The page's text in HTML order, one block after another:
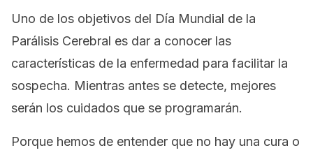
Uno de los objetivos del Día Mundial de la
Parálisis Cerebral es dar a conocer las
características de la enfermedad para facilitar la
sospecha. Mientras antes se detecte, mejores
serán los cuidados que se programarán.
Porque hemos de entender que no hay una cura o